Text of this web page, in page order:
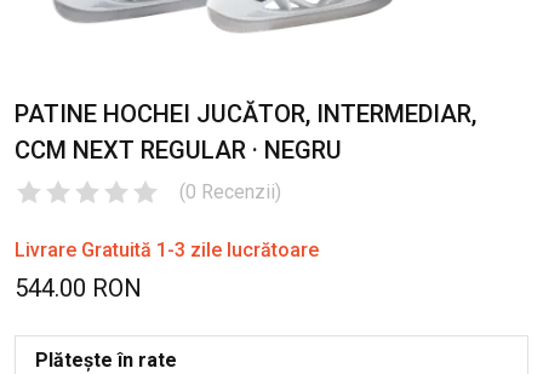
PATINE HOCHEI JUCĂTOR, INTERMEDIAR,
CCM NEXT REGULAR · NEGRU
(0 Recenzii)
Livrare Gratuită 1-3 zile lucrătoare
544.00 RON
Plătește în rate